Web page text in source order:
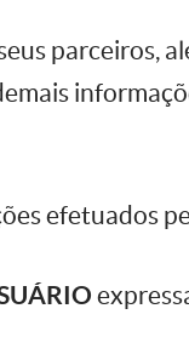
parceiros,
efetuados